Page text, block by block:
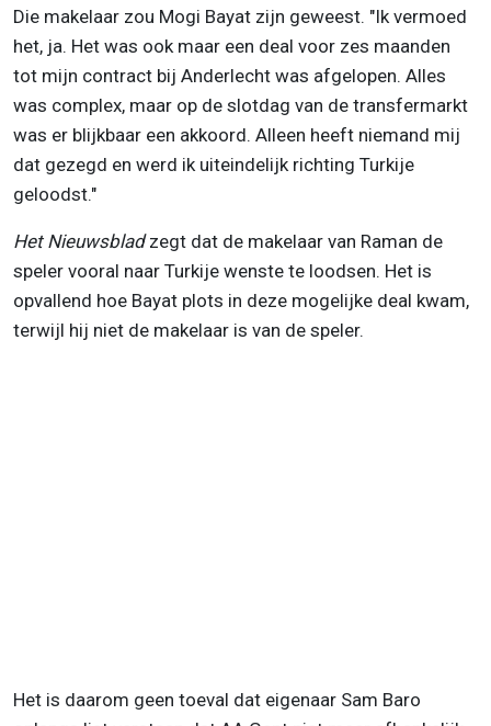
Die makelaar zou Mogi Bayat zijn geweest. "Ik vermoed
het, ja. Het was ook maar een deal voor zes maanden
tot mijn contract bij Anderlecht was afgelopen. Alles
was complex, maar op de slotdag van de transfermarkt
was er blijkbaar een akkoord. Alleen heeft niemand mij
dat gezegd en werd ik uiteindelijk richting Turkije
geloodst."
Het Nieuwsbladzegt dat de makelaar van Raman de
speler vooral naar Turkije wenste te loodsen. Het is
opvallend hoe Bayat plots in deze mogelijke deal kwam,
terwijl hij niet de makelaar is van de speler.
Het is daarom geen toeval dat eigenaar Sam Baro